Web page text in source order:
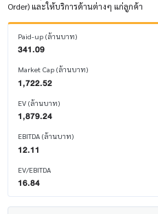
Order) และให้บริการด้านต่างๆ แก่ลูกค้า
Paid-up (ล้านบาท)
341.09
Market Cap (ล้านบาท)
1,722.52
EV (ล้านบาท)
1,879.24
EBITDA (ล้านบาท)
12.11
EV/EBITDA
16.84